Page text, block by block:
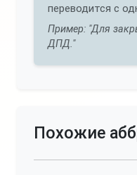
переводится с
Пример: "Для
ДПД."
Похожие